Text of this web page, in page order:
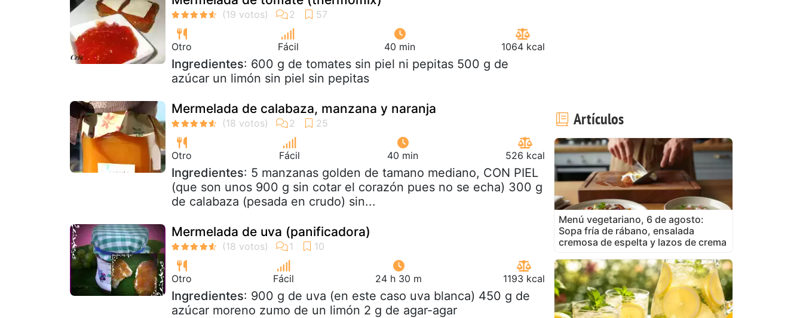
Otro Fácil 40 min 1064 kcal
Ingredientes: 600 g de tomates sin piel ni pepitas 500 g de
azúcar un limón sin piel sin pepitas
Mermelada de calabaza, manzana y naranja
Otro Fácil 40 min 526 kcal
Ingredientes: 5 manzanas golden de tamano mediano, CON PIEL
(que son unos 900 g sin cotar el corazón pues no se echa) 300 g
de calabaza (pesada en crudo) sin...
Mermelada de uva (panificadora)
Otro Fácil 24 h 30 m 1193 kcal
Ingredientes: 900 g de uva (en este caso uva blanca) 450 g de
azúcar moreno zumo de un limón 2 g de agar-agar
Artículos
Menú vegetariano, 6 de agosto:
Sopa fría de rábano, ensalada
cremosa de espelta y lazos de crema